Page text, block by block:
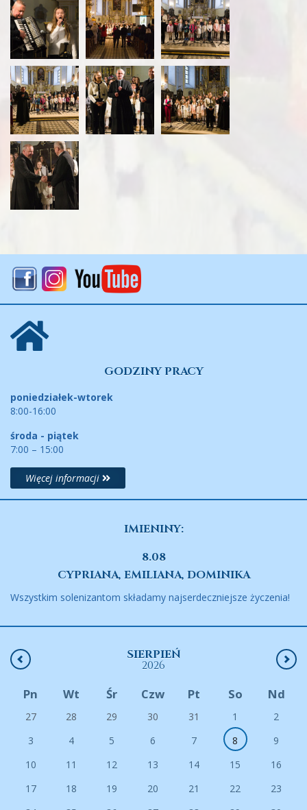
GODZINY PRACY
poniedziałek-wtorek
8:00-16:00
środa - piątek
7:00 – 15:00
Więcej informacji
IMIENINY:
8.08
CYPRIANA, EMILIANA, DOMINIKA
Wszystkim solenizantom składamy najserdeczniejsze życzenia!
SIERPIEŃ
2026
Pn Wt Śr Czw Pt So Nd
27 28 29 30 31 1
2
3
4 5 6 7 8
9
10
11 12 13 14 15
16
17
18 19 20 21 22
23